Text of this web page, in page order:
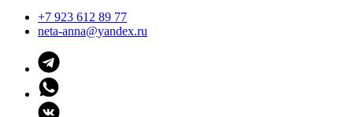
+7 923 612 89 77
neta-anna@yandex.ru